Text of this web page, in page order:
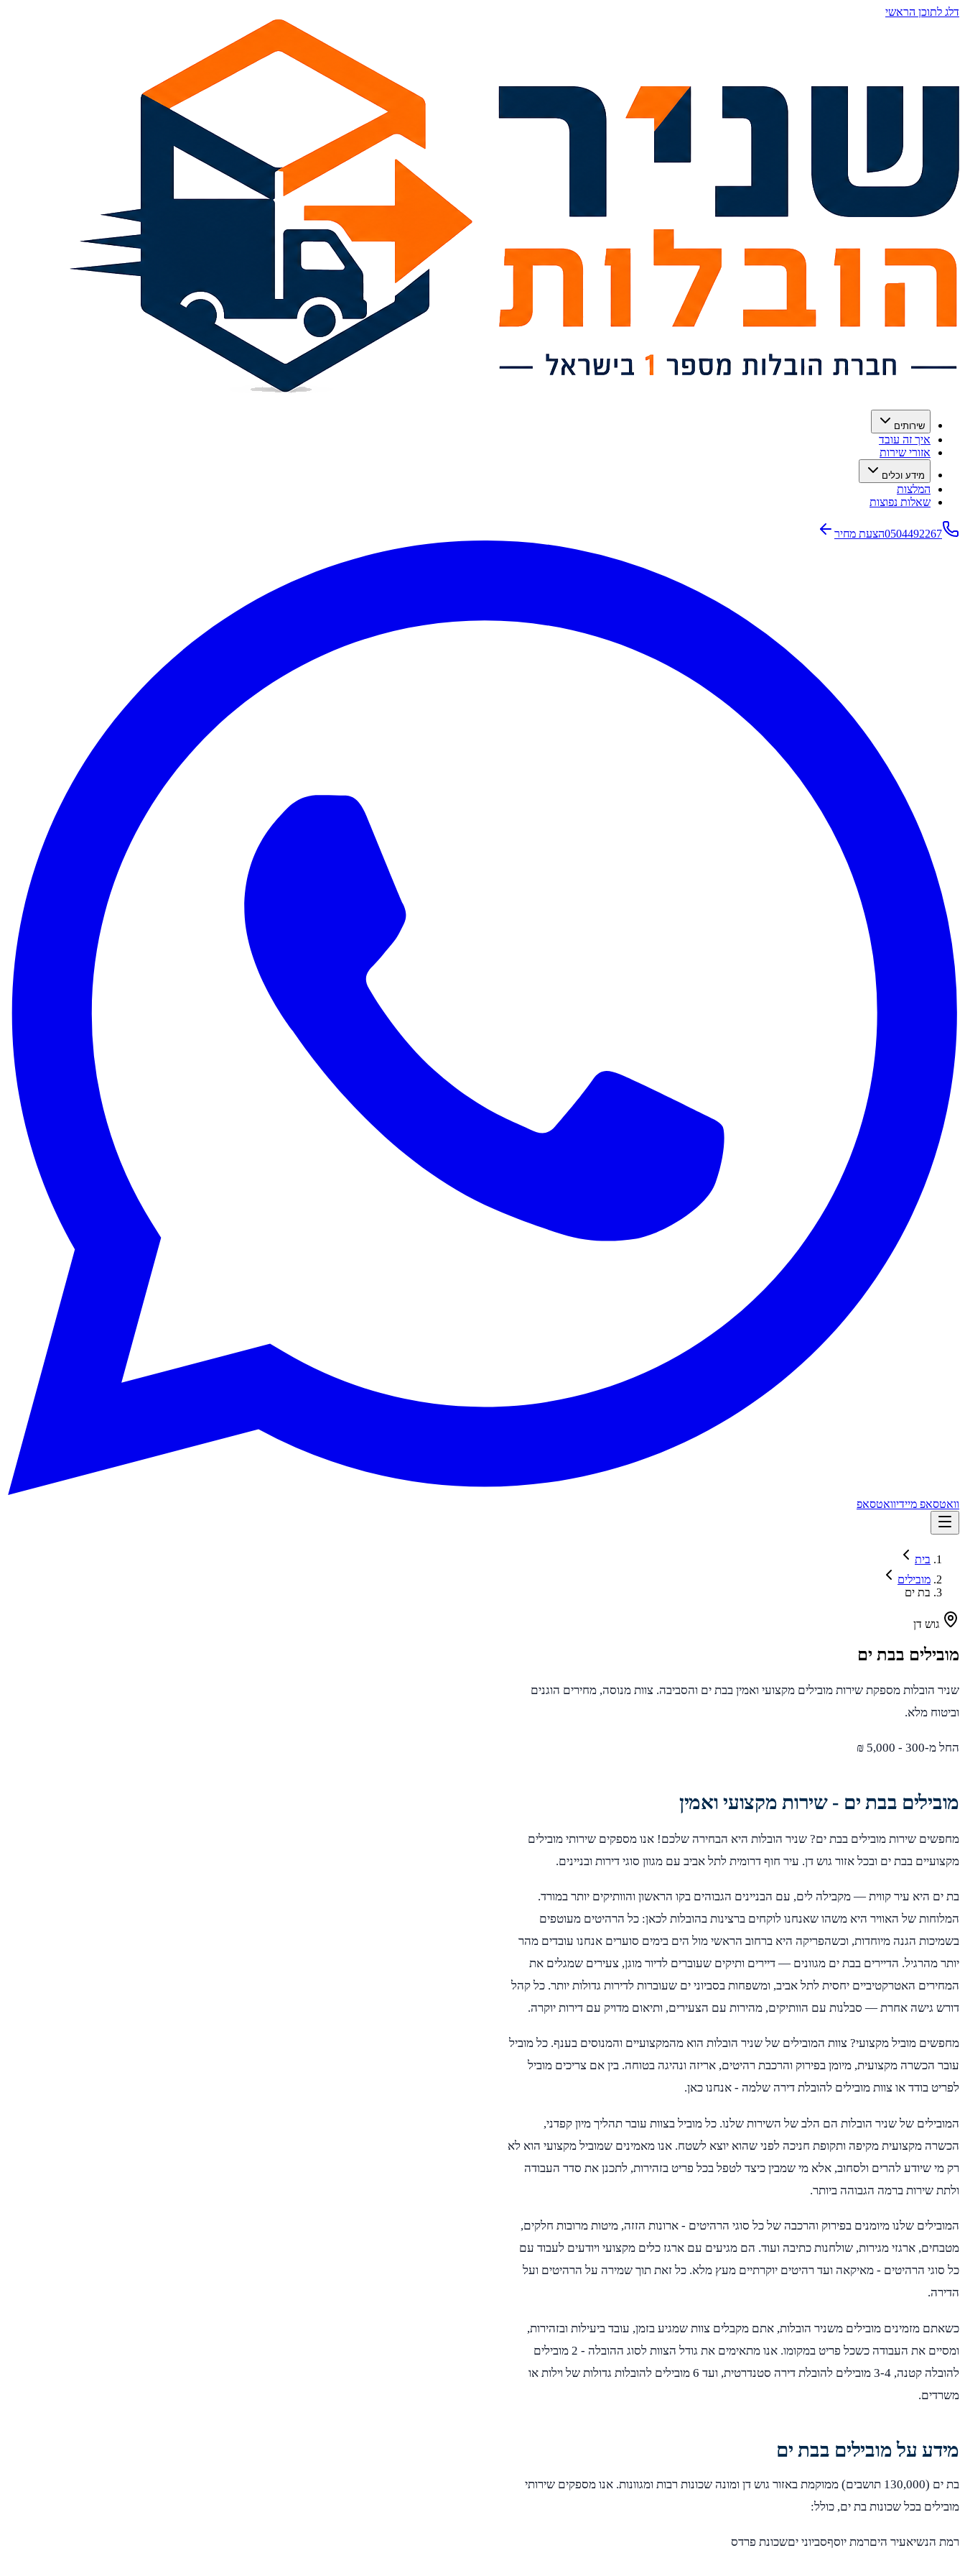
דלג לתוכן הראשי
שירותים
איך זה עובד
אזורי שירות
מידע וכלים
המלצות
שאלות נפוצות
0504492267הצעת מחיר
וואטסאפ מיידיוואטסאפ
בית
מובילים
בת ים
גוש דן
מובילים בבת ים
שניר הובלות מספקת שירות מובילים מקצועי ואמין בבת ים והסביבה. צוות מנוסה, מחירים הוגנים
וביטוח מלא.
החל מ-300 - 5,000 ₪
מובילים בבת ים - שירות מקצועי ואמין
מחפשים שירות מובילים בבת ים? שניר הובלות היא הבחירה שלכם! אנו מספקים שירותי מובילים
מקצועיים בבת ים ובכל אזור גוש דן. עיר חוף דרומית לתל אביב עם מגוון סוגי דירות ובניינים.
בת ים היא עיר קווית — מקבילה לים, עם הבניינים הגבוהים בקו הראשון והוותיקים יותר במורד.
המלוחות של האוויר היא משהו שאנחנו לוקחים ברצינות בהובלות לכאן: כל הרהיטים מעוטפים
בשמיכות הגנה מיוחדות, וכשהפריקה היא ברחוב הראשי מול הים בימים סוערים אנחנו עובדים מהר
יותר מהרגיל. הדיירים בבת ים מגוונים — דיירים ותיקים שעוברים לדיור מוגן, צעירים שמגלים את
המחירים האטרקטיביים יחסית לתל אביב, ומשפחות בסביוני ים שעוברות לדירות גדולות יותר. כל קהל
דורש גישה אחרת — סבלנות עם הוותיקים, מהירות עם הצעירים, ותיאום מדויק עם דירות יוקרה.
מחפשים מוביל מקצועי? צוות המובילים של שניר הובלות הוא מהמקצועיים והמנוסים בענף. כל מוביל
עובר הכשרה מקצועית, מיומן בפירוק והרכבת רהיטים, אריזה ונהיגה בטוחה. בין אם צריכים מוביל
לפריט בודד או צוות מובילים להובלת דירה שלמה - אנחנו כאן.
המובילים של שניר הובלות הם הלב של השירות שלנו. כל מוביל בצוות עובר תהליך מיון קפדני,
הכשרה מקצועית מקיפה ותקופת חניכה לפני שהוא יוצא לשטח. אנו מאמינים שמוביל מקצועי הוא לא
רק מי שיודע להרים ולסחוב, אלא מי שמבין כיצד לטפל בכל פריט בזהירות, לתכנן את סדר העבודה
ולתת שירות ברמה הגבוהה ביותר.
המובילים שלנו מיומנים בפירוק והרכבה של כל סוגי הרהיטים - ארונות הזזה, מיטות מרובות חלקים,
מטבחים, ארגזי מגירות, שולחנות כתיבה ועוד. הם מגיעים עם ארגז כלים מקצועי ויודעים לעבוד עם
כל סוגי הרהיטים - מאיקאה ועד רהיטים יוקרתיים מעץ מלא. כל זאת תוך שמירה על הרהיטים ועל
הדירה.
כשאתם מזמינים מובילים משניר הובלות, אתם מקבלים צוות שמגיע בזמן, עובד ביעילות ובזהירות,
ומסיים את העבודה כשכל פריט במקומו. אנו מתאימים את גודל הצוות לסוג ההובלה - 2 מובילים
להובלה קטנה, 3-4 מובילים להובלת דירה סטנדרטית, ועד 6 מובילים להובלות גדולות של וילות או
משרדים.
מידע על מובילים בבת ים
בת ים (130,000 תושבים) ממוקמת באזור גוש דן ומונה שכונות רבות ומגוונות. אנו מספקים שירותי
מובילים בכל שכונות בת ים, כולל:
רמת הנשיאעיר היםרמת יוסףסביוני יםשכונת פרדס